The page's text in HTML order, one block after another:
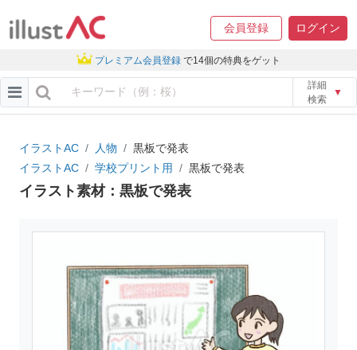
会員登録 ログイン
プレミアム会員登録 で14個の特典をゲット
詳細
検索
▼
イラストAC 人物
黒板で発表
イラストAC
学校プリント用 黒板で発表
イラスト素材：黒板で発表